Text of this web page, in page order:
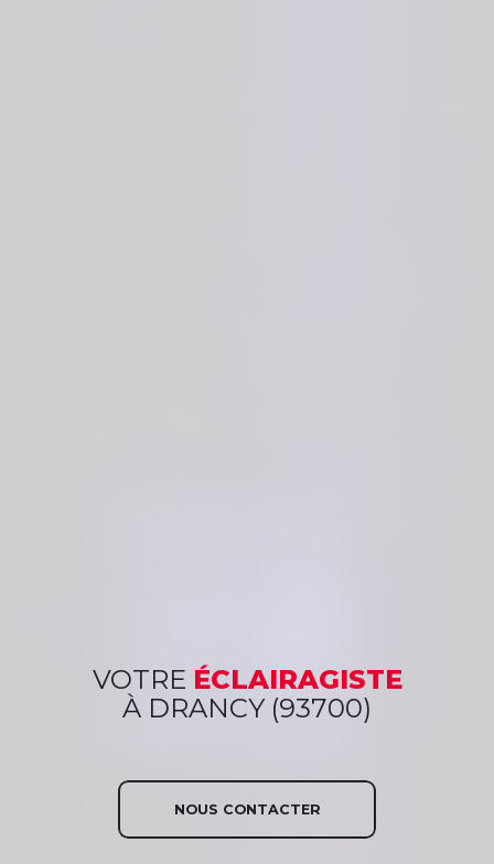
VOTRE ÉCLAIRAGISTE
À DRANCY (93700)
NOUS CONTACTER